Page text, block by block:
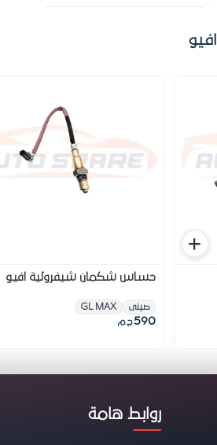
حساس شكمان شيفرولية افيو
صينى GL MAX
590 ج.م
روابط هامة